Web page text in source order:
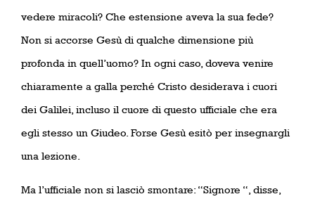
vedere miracoli? Che estensione aveva la sua fede?
Non si accorse Gesù di qualche dimensione più
profonda in quell’uomo? In ogni caso, doveva venire
chiaramente a galla perché Cristo desiderava i cuori
dei Galilei, incluso il cuore di questo ufficiale che era
egli stesso un Giudeo. Forse Gesù esitò per insegnargli
una lezione.
Ma l’ufficiale non si lasciò smontare: “Signore “, disse,